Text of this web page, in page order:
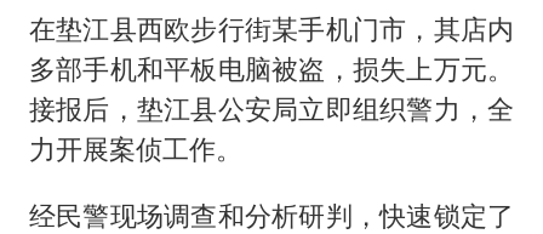
在垫江县西欧步行街某手机门市，其店内
多部手机和平板电脑被盗，损失上万元。
接报后，垫江县公安局立即组织警力，全
力开展案侦工作。
经民警现场调查和分析研判，快速锁定了